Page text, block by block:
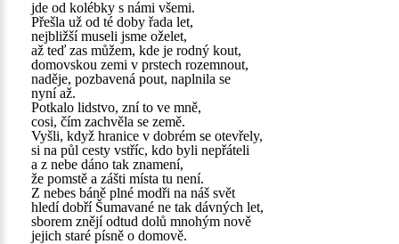
jde od kolébky s námi všemi.
Přešla už od té doby řada let,
nejbližší museli jsme oželet,
až teď zas můžem, kde je rodný kout,
domovskou zemi v prstech rozemnout,
naděje, pozbavená pout, naplnila se
nyní až.
Potkalo lidstvo, zní to ve mně,
cosi, čím zachvěla se země.
Vyšli, když hranice v dobrém se otevřely,
si na půl cesty vstříc, kdo byli nepřáteli
a z nebe dáno tak znamení,
že pomstě a zášti místa tu není.
Z nebes báně plné modři na náš svět
hledí dobří Šumavané ne tak dávných let,
sborem znějí odtud dolů mnohým nově
jejich staré písně o domově.